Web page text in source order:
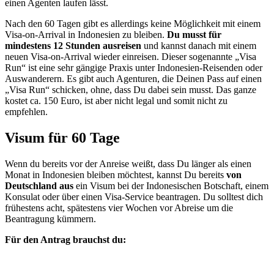
einen Agenten laufen lässt.
Nach den 60 Tagen gibt es allerdings keine Möglichkeit mit einem
Visa-on-Arrival in Indonesien zu bleiben. Du musst für
mindestens 12 Stunden ausreisen und kannst danach mit einem
neuen Visa-on-Arrival wieder einreisen. Dieser sogenannte „Visa
Run“ ist eine sehr gängige Praxis unter Indonesien-Reisenden oder
Auswanderern. Es gibt auch Agenturen, die Deinen Pass auf einen
„Visa Run“ schicken, ohne, dass Du dabei sein musst. Das ganze
kostet ca. 150 Euro, ist aber nicht legal und somit nicht zu
empfehlen.
Visum für 60 Tage
Wenn du bereits vor der Anreise weißt, dass Du länger als einen
Monat in Indonesien bleiben möchtest, kannst Du bereits von
Deutschland aus ein Visum bei der Indonesischen Botschaft, einem
Konsulat oder über einen Visa-Service beantragen. Du solltest dich
frühestens acht, spätestens vier Wochen vor Abreise um die
Beantragung kümmern.
Für den Antrag brauchst du: